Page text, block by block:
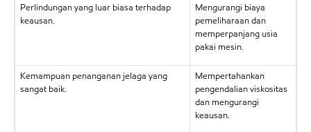
Perlindungan yang luar biasa terhadap
keausan.
Mengurangi biaya
pemeliharaan dan
memperpanjang usia
pakai mesin.
Kemampuan penanganan jelaga yang
sangat baik.
Mempertahankan
pengendalian viskositas
dan mengurangi
keausan.